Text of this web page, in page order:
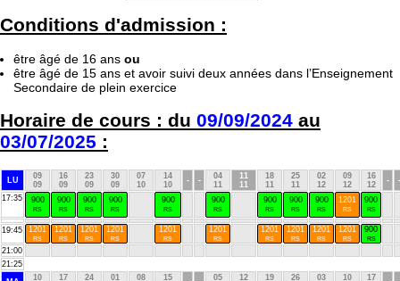
Conditions d'admission :
être âgé de 16 ans ou
être âgé de 15 ans et avoir suivi deux années dans l’Enseignement
Secondaire de plein exercice
Horaire de cours : du 09/09/2024 au
03/07/2025 :
LU
09
09
16
09
23
09
30
09
07
10
14
10
- -
04
11
11
11
18
11
25
11
02
12
09
12
16
12
-
-
17:35
900
RS
900
RS
900
RS
900
RS
900
RS
900
RS
900
RS
900
RS
900
RS
1201
RS
900
RS
19:45 1201
RS
1201
RS
1201
RS
1201
RS
1201
RS
1201
RS
1201
RS
1201
RS
1201
RS
1201
RS
900
RS
21:00
21:25
10
17
24
01
08
15
05
12
19
26
03
10
17